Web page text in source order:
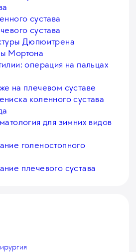
сустава
сустава
Дюпюитрена
Мортона
операция на пальцах
на плечевом суставе
коленного сустава
для зимних видов
голеностопного
плечевого сустава